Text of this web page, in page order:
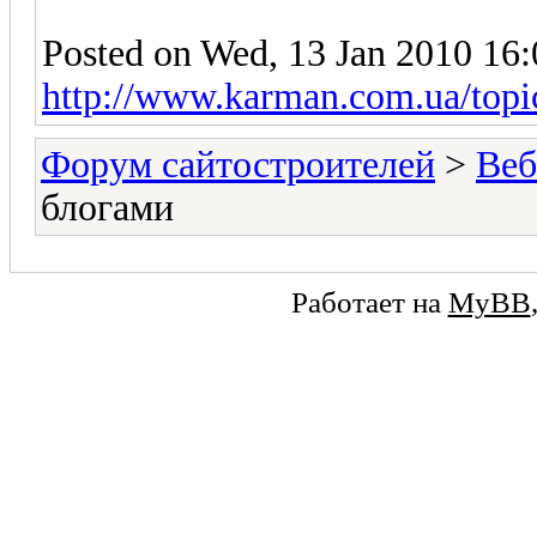
Posted on Wed, 13 Jan 2010
http://www.karman.com.ua/
Форум сайтостроителей >
блогами
Работает на MyBB